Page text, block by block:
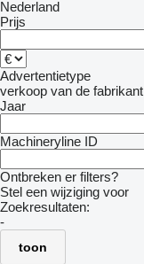
Nederland
Prijs
Advertentietype
verkoop van de fabrikant
Jaar
Machineryline ID
Ontbreken er filters?
Stel een wijziging voor
Zoekresultaten:
-
toon